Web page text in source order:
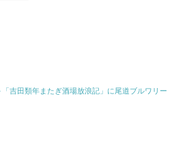
吉田類年またぎ酒場放浪記」に尾道ブルワリー